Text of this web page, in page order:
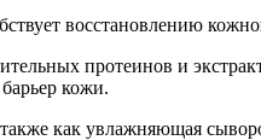
восстановлению
протеинов и
кожи.
как увлажняющая